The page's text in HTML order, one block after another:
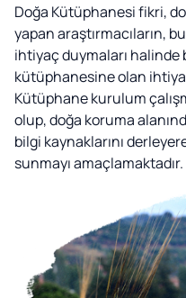
Doğa Kütüphanesi fikri,
yapan araştırmacıların,
ihtiyaç duymaları
kütüphanesine olan
Kütüphane kurulum
olup, doğa koruma
bilgi kaynaklarını
sunmayı amaçlamaktadır.